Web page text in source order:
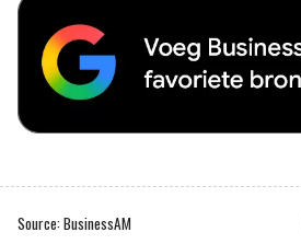
Source: BusinessAM